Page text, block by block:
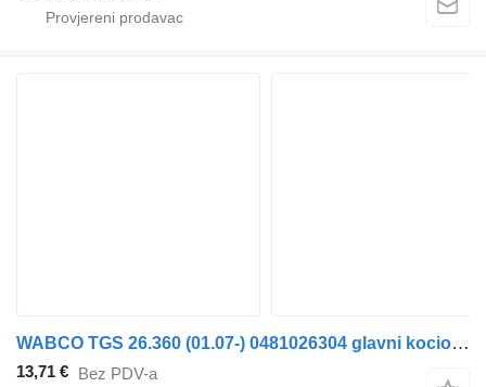
WABCO TGS 26.360 (01.07-) 0481026304 glavni kocioni ventil za MAN TGL, TGM, TGS, TGX (2005-2021) tegljača
13,71 € Bez PDV-a